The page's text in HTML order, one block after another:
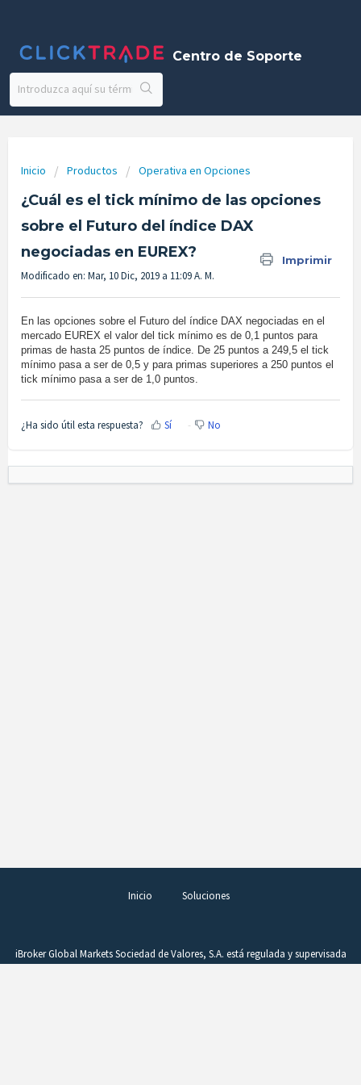
Centro de Soporte
Inicio Productos Operativa en Opciones
¿Cuál es el tick mínimo de las opciones
sobre el Futuro del índice DAX
negociadas en EUREX?
Imprimir
Modificado en: Mar, 10 Dic, 2019 a 11:09 A. M.
En las opciones sobre el Futuro del índice DAX negociadas en el
mercado EUREX el valor del tick mínimo es de 0,1 puntos para
primas de hasta 25 puntos de índice. De 25 puntos a 249,5 el tick
mínimo pasa a ser de 0,5 y para primas superiores a 250 puntos el
tick mínimo pasa a ser de 1,0 puntos.
¿Ha sido útil esta respuesta? Sí No
Inicio Soluciones
iBroker Global Markets Sociedad de Valores, S.A. está regulada y supervisada